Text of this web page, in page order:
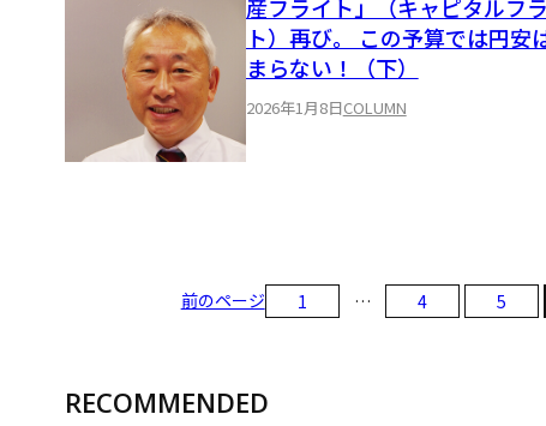
産フライト」（キャピタルフ
ト）再び。 この予算では円安
まらない！（下）
2026年1月8日COLUMN
前のページ 1 … 4 5
RECOMMENDED